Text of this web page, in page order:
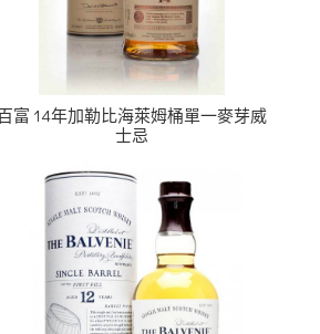
富 14年加勒比海萊姆桶單一麥芽威
士忌